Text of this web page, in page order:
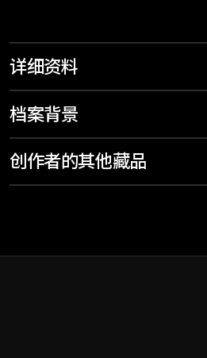
详细资料
档案背景
创作者的其他藏品